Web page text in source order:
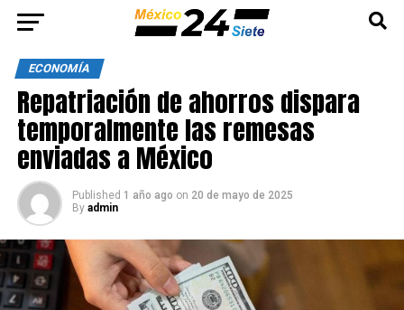
ECONOMÍA
Repatriación de ahorros dispara
temporalmente las remesas
enviadas a México
Published 1 año ago on 20 de mayo de 2025
By admin